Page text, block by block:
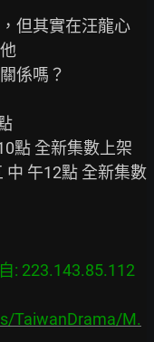
但其實在汪龍心
係嗎？
點 全新集數上架
午12點 全新集數
: 223.143.85.112
TaiwanDrama/M.